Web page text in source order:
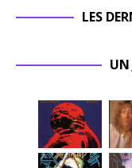
LES
UN